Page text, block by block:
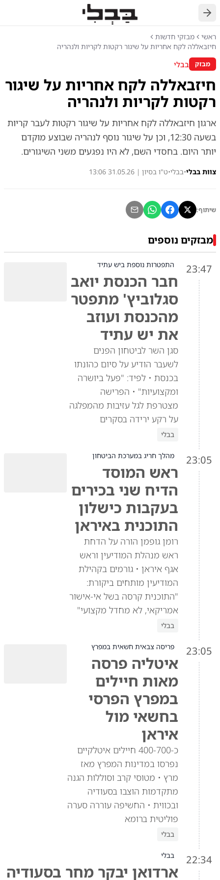
חזרה
ראשי
מבזקי חדשות
חיזבאללה לקח אחריות על שיגור רקטות לקריות ולנהריה
מבזק בבלי
חיזבאללה לקח אחריות על שיגור
רקטות לקריות ולנהריה
ארגון חיזבאללה לקח אחריות על שיגור רקטות לעבר קריות
בשעה 12:30, וכן על שיגור נוסף לנהריה שבוצע מוקדם
יותר היום. בחסדי השם, לא היו נפגעים משני השיגורים.
צוות בבלי•בבלי•ט"ו בסיון | 31.05.26 13:06
שיתוף:
מבזקים נוספים
23:47 התפטרות נוספת ביש עתיד
חבר הכנסת יואב
סגלוביץ' מתפטר
מהכנסת ועוזב
את יש עתיד
סגן השר לביטחון הפנים
לשעבר הודיע על סיום כהונתו
בכנסת • לפיד: "פעל ביושרה
ומקצועיות" • הפרישה
מצטרפת לגל עזיבות מהמפלגה
על רקע ירידה בסקרים
בבלי
23:05 מהלך חריג במערכת הביטחון
ראש המוסד
הדיח שני בכירים
בעקבות כישלון
התוכנית באיראן
רומן גופמן הורה על הדחת
ראש מנהלת המודיעין וראש
אגף איראן • גורמים בקהילת
המודיעין מותחים ביקורת:
"התוכנית קרסה בשל אי-אישור
אמריקאי, לא מחדל מקצועי"
בבלי
23:05 פריסה צבאית חשאית במפרץ
איטליה פרסה
מאות חיילים
במפרץ הפרסי
בחשאי מול
איראן
כ-400-700 חיילים איטלקיים
נפרסו במדינות המפרץ מאז
מרץ • מטוסי קרב וסוללות הגנה
מתקדמות הוצבו בסעודיה
ובכווית • החשיפה עוררה סערה
פוליטית ברומא
בבלי
22:34 בבלי
ארדואן יבקר מחר בסעודיה